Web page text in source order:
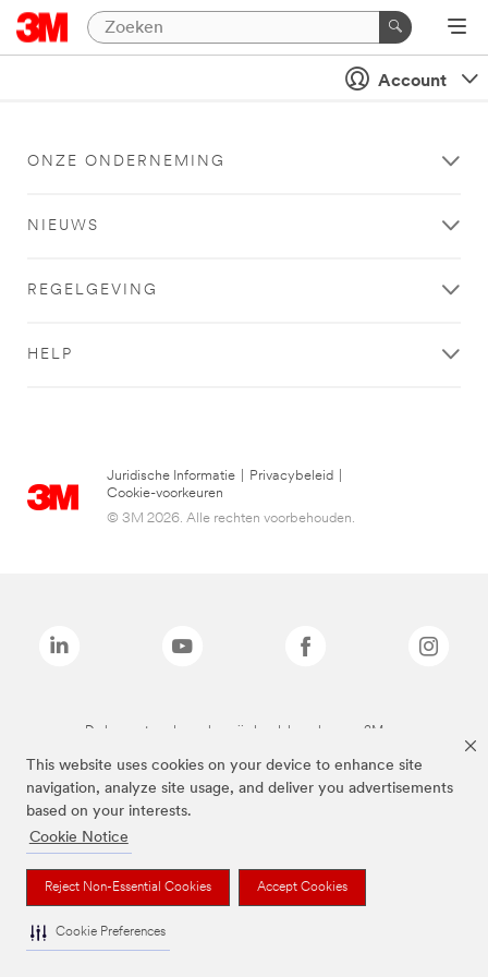
This website uses cookies on your device to enhance site
navigation, analyze site usage, and deliver you advertisements
based on your interests.
Cookie Notice
Reject Non-Essential Cookies Accept Cookies
Cookie Preferences
Account
ONZE ONDERNEMING
NIEUWS
REGELGEVING
HELP
Juridische Informatie Privacybeleid
Cookie-voorkeuren
© 3M 2026. Alle rechten voorbehouden.
De bovenstaande merken zijn handelsmerken van 3M.we